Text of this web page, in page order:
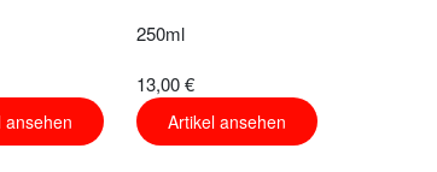
ansehen
250ml
13,00 €
Artikel ansehen